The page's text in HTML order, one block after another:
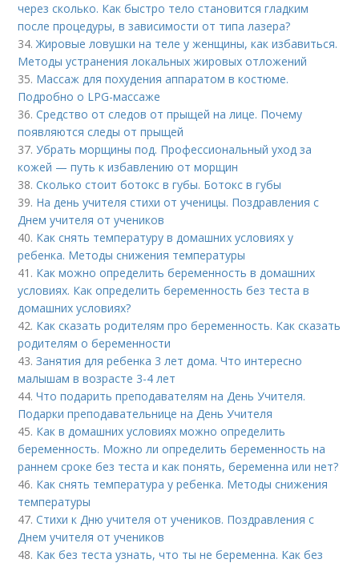
через сколько. Как быстро тело становится гладким
после процедуры, в зависимости от типа лазера?
34.Жировые ловушки на теле у женщины, как избавиться.
Методы устранения локальных жировых отложений
35. Массаж для похудения аппаратом в костюме.
Подробно о LPG-массаже
36.Средство от следов от прыщей на лице. Почему
появляются следы от прыщей
37.Убрать морщины под. Профессиональный уход за
кожей — путь к избавлению от морщин
38.Сколько стоит ботокс в губы. Ботокс в губы
39. На день учителя стихи от ученицы. Поздравления с
Днем учителя от учеников
40. Как снять температуру в домашних условиях у
ребенка. Методы снижения температуры
41. Как можно определить беременность в домашних
условиях. Как определить беременность без теста в
домашних условиях?
42. Как сказать родителям про беременность. Как сказать
родителям о беременности
43.Занятия для ребенка 3 лет дома. Что интересно
малышам в возрасте 3-4 лет
44.Что подарить преподавателям на День Учителя.
Подарки преподавательнице на День Учителя
45. Как в домашних условиях можно определить
беременность. Можно ли определить беременность на
раннем сроке без теста и как понять, беременна или нет?
46. Как снять температура у ребенка. Методы снижения
температуры
47.Стихи к Дню учителя от учеников. Поздравления с
Днем учителя от учеников
48. Как без теста узнать, что ты не беременна. Как без